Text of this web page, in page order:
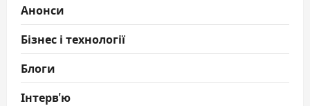
Анонси
Бізнес і технології
Блоги
Інтерв'ю